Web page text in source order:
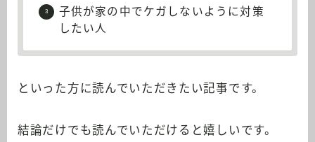
子供が家の中でケガしないように対策
したい人
といった方に読んでいただきたい記事です。
結論だけでも読んでいただけると嬉しいです。